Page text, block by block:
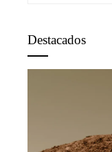
Destacados